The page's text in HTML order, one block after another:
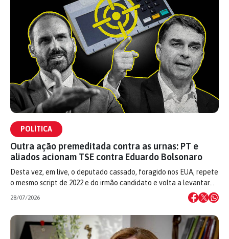
POLÍTICA
Outra ação premeditada contra as urnas: PT e
aliados acionam TSE contra Eduardo Bolsonaro
Desta vez, em live, o deputado cassado, foragido nos EUA, repete
o mesmo script de 2022 e do irmão candidato e volta a levantar…
28/07/2026